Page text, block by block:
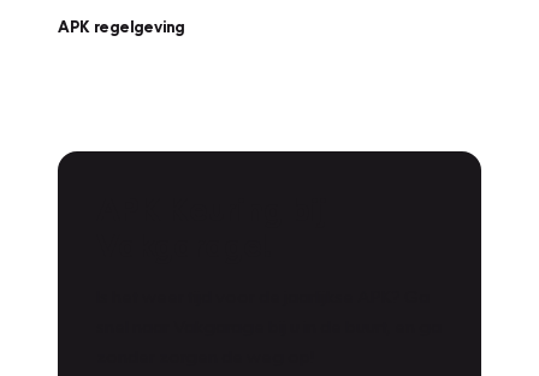
APK regelgeving